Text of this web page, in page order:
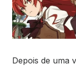
Depois de uma